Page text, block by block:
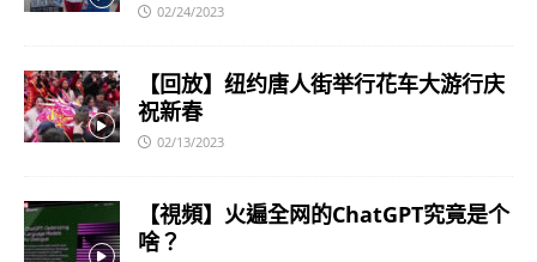
02/24/2023
【回放】纽约唐人街举行花车大游行庆
祝新春
02/13/2023
【視頻】火遍全网的ChatGPT究竟是个
啥？